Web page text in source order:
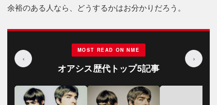
余裕のある人なら、どうするかはお分かりだろう。
‹
MOST READ ON NME
オアシス歴代トップ5記事
›